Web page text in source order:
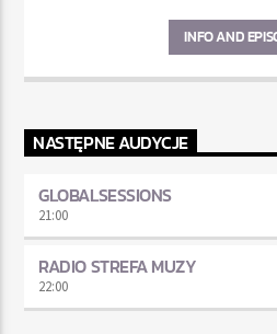
INFO AND
NASTĘPNE AUDYCJE
GLOBALSESSIONS
21:00
RADIO STREFA MUZY
22:00